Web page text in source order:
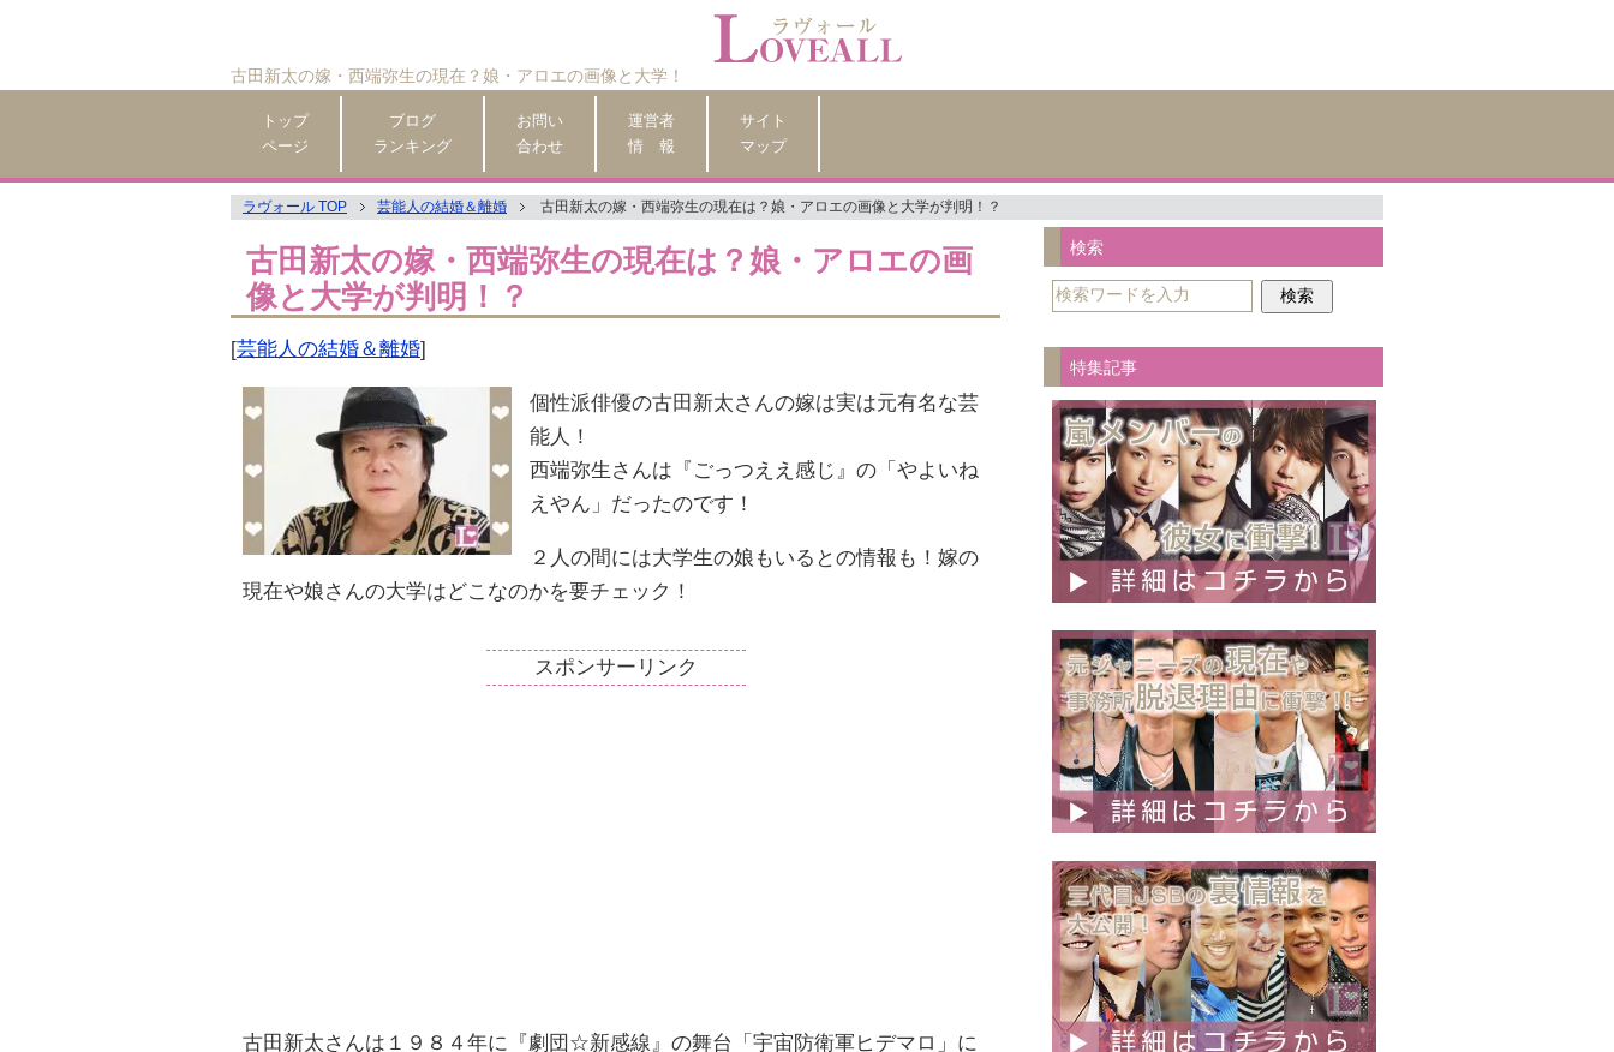
古田新太の嫁・西端弥生の現在？娘・アロエの画像と大学！
トップ
ページ
ブログ
ランキング
お問い
合わせ
運営者
情 報
サイト
マップ
ラヴォール TOP 芸能人の結婚＆離婚 古田新太の嫁・西端弥生の現在は？娘・アロエの画像と大学が判明！？
古田新太の嫁・西端弥生の現在は？娘・アロエの画
像と大学が判明！？
[芸能人の結婚＆離婚]
個性派俳優の古田新太さんの嫁は実は元有名な芸
能人！
西端弥生さんは『ごっつええ感じ』の「やよいね
えやん」だったのです！
２人の間には大学生の娘もいるとの情報も！嫁の
現在や娘さんの大学はどこなのかを要チェック！
スポンサーリンク
古田新太さんは１９８４年に『劇団☆新感線』の舞台「宇宙防衛軍ヒデマロ」に
検索
特集記事